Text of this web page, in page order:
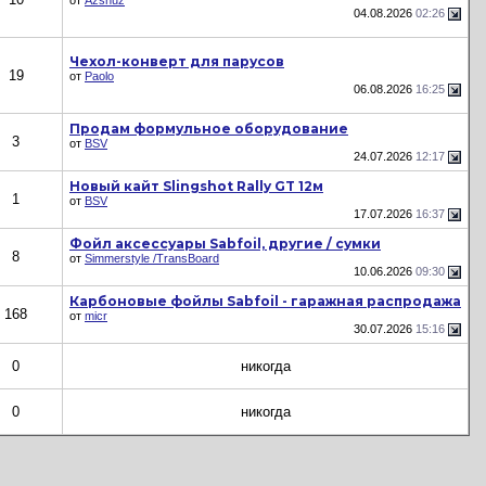
04.08.2026 02:26
19
Чехол-конверт для парусов
от Paolo
06.08.2026 16:25
3
Продам формульное оборудование
от BSV
24.07.2026 12:17
1
Новый кайт Slingshot Rally GT 12м
от BSV
17.07.2026 16:37
8
Фойл аксессуары Sabfoil, другие / сумки
от Simmerstyle /TransBoard
10.06.2026 09:30
168
Карбоновые фойлы Sabfoil - гаражная распродажа
от micr
30.07.2026 15:16
0 никогда
0 никогда